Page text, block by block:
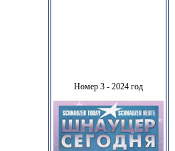
Номер 3 - 2024 год